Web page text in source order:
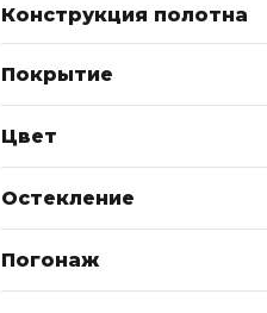
Конструкция полотна
Покрытие
Цвет
Остекление
Погонаж